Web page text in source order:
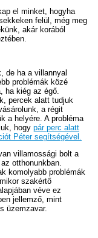
el minket, hogyha
felül, még meg
akár korából
de ha a villannyal
problémák közé
ha kiég az égő.
percek alatt tudjuk
a régit
a helyére. A probléma
hogy pár perc alatt
Péter segítségével.
villamossági bolt a
otthonunkban.
komolyabb problémák
szakértő
véve ez
jellemző, mint
üzemzavar.